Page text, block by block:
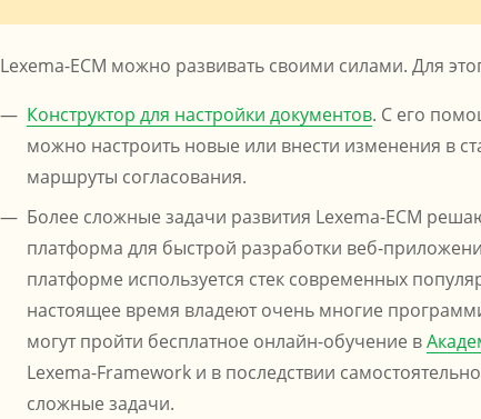
Lexema-ECM можно развивать своими силами. Для
Конструктор для настройки документов. С его
можно настроить новые или внести изменения в
маршруты согласования.
Более сложные задачи развития Lexema-ECM
платформа для быстрой разработки веб-
платформе используется стек современных
настоящее время владеют очень многие
могут пройти бесплатное онлайн-обучение в
Lexema-Framework и в последствии
сложные задачи.